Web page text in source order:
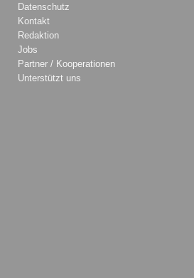
Datenschutz
Kontakt
Redaktion
Jobs
Partner / Kooperationen
Unterstützt uns